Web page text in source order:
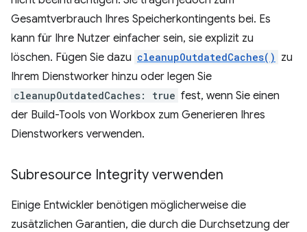
Gesamtverbrauch Ihres Speicherkontingents bei. Es
kann für Ihre Nutzer einfacher sein, sie explizit zu
löschen. Fügen Sie dazu cleanupOutdatedCaches() zu
Ihrem Dienstworker hinzu oder legen Sie
cleanupOutdatedCaches: true fest, wenn Sie einen
der Build-Tools von Workbox zum Generieren Ihres
Dienstworkers verwenden.
Subresource Integrity verwenden
Einige Entwickler benötigen möglicherweise die
zusätzlichen Garantien, die durch die Durchsetzung der